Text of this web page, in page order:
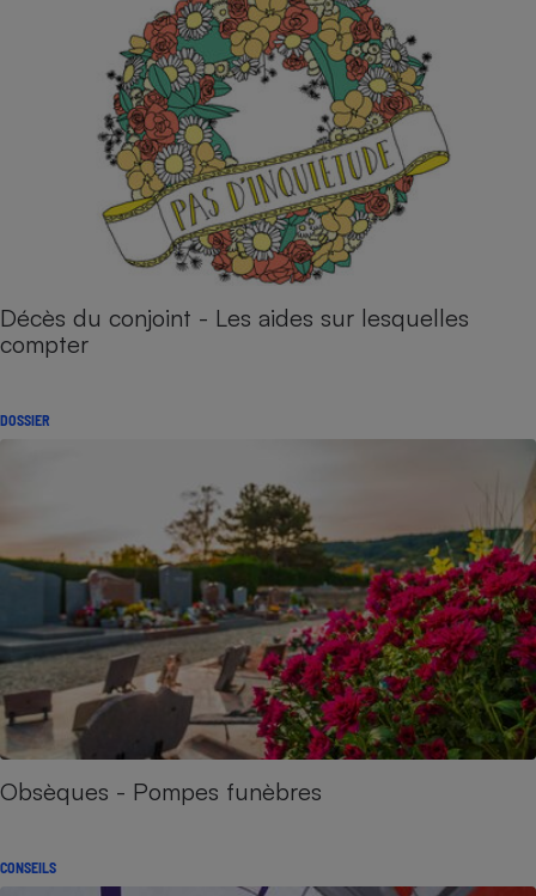
Décès du conjoint - Les aides sur lesquelles
compter
DOSSIER
Obsèques - Pompes funèbres
CONSEILS